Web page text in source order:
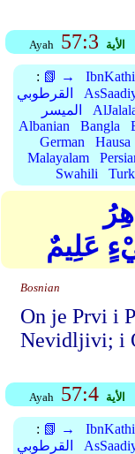
Ayah 57:3 الأية
: 📗 →
القرطوبي
الميسر
Albanian
Bangla
German
Hausa
Malayalam
Swahili
عَلِيمٌ
Bosnian
On je Prvi i
Nevidljivi; i
Ayah 57:4 الأية
: 📗 →
القرطوبي